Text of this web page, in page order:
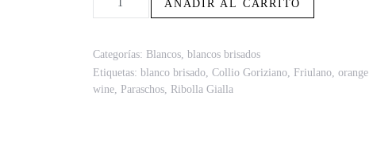
AÑADIR AL CARRITO
Categorías: Blancos blancos brisados
Etiquetas: blanco brisado Collio Goriziano Friulano orange
wine Paraschos Ribolla Gialla